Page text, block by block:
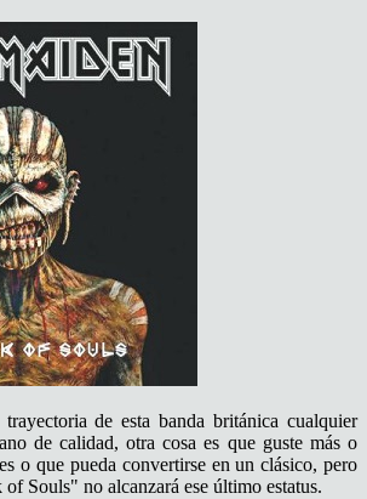
de esta banda británica cualquier
de calidad, otra cosa es que guste más o
o que pueda convertirse en un clásico, pero
Souls" no alcanzará ese último estatus.